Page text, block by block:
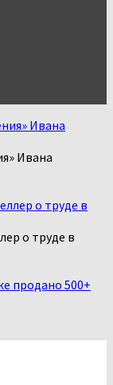
Ивана
о труде в